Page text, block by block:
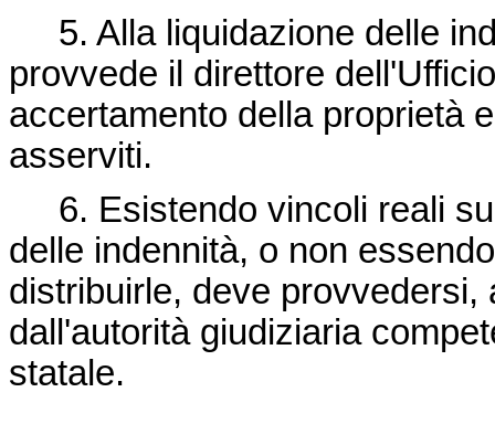
5. Alla liquidazione delle
provvede il direttore
accertamento della proprietà
asserviti.
6. Esistendo vincoli reali
delle indennità, o non
distribuirle, deve
dall'autorità giudiziaria
statale.